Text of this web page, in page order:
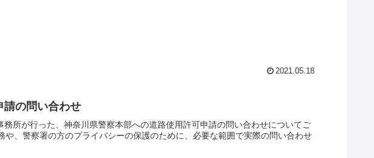
2021.05.18
請の問い合わせ
所が行った、神奈川県警察本部への道路使用許可申請の問い合わせについてご
、警察署の方のプライバシーの保護のために、必要な範囲で実際の問い合わせ